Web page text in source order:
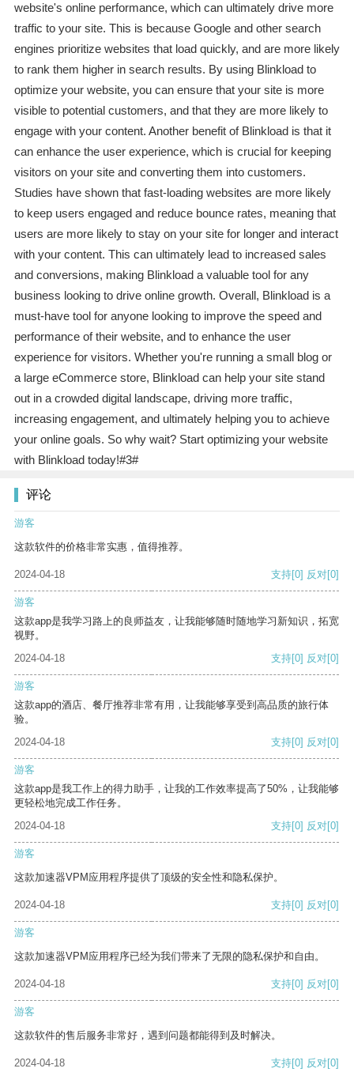
website's online performance, which can ultimately drive more
traffic to your site. This is because Google and other search
engines prioritize websites that load quickly, and are more likely
to rank them higher in search results. By using Blinkload to
optimize your website, you can ensure that your site is more
visible to potential customers, and that they are more likely to
engage with your content. Another benefit of Blinkload is that it
can enhance the user experience, which is crucial for keeping
visitors on your site and converting them into customers.
Studies have shown that fast-loading websites are more likely
to keep users engaged and reduce bounce rates, meaning that
users are more likely to stay on your site for longer and interact
with your content. This can ultimately lead to increased sales
and conversions, making Blinkload a valuable tool for any
business looking to drive online growth. Overall, Blinkload is a
must-have tool for anyone looking to improve the speed and
performance of their website, and to enhance the user
experience for visitors. Whether you're running a small blog or
a large eCommerce store, Blinkload can help your site stand
out in a crowded digital landscape, driving more traffic,
increasing engagement, and ultimately helping you to achieve
your online goals. So why wait? Start optimizing your website
with Blinkload today!#3#
评论
游客
这款软件的价格非常实惠，值得推荐。
2024-04-18 支持[0] 反对[0]
游客
这款app是我学习路上的良师益友，让我能够随时随地学习新知识，拓宽
视野。
2024-04-18
支持[0] 反对[0]
游客
这款app的酒店、餐厅推荐非常有用，让我能够享受到高品质的旅行体
验。
2024-04-18
支持[0] 反对[0]
游客
这款app是我工作上的得力助手，让我的工作效率提高了50%，让我能够
更轻松地完成工作任务。
2024-04-18
支持[0] 反对[0]
游客
这款加速器VPM应用程序提供了顶级的安全性和隐私保护。
2024-04-18 支持[0] 反对[0]
游客
这款加速器VPM应用程序已经为我们带来了无限的隐私保护和自由。
2024-04-18 支持[0] 反对[0]
游客
这款软件的售后服务非常好，遇到问题都能得到及时解决。
2024-04-18 支持[0] 反对[0]